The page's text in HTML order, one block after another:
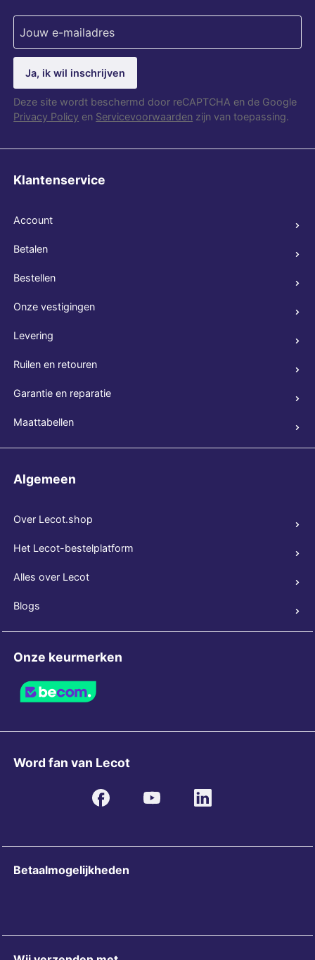
Ja, ik wil inschrijven
Deze site wordt beschermd door reCAPTCHA en de Google
Privacy Policy en Servicevoorwaarden zijn van toepassing.
Klantenservice
Account
Betalen
Bestellen
Onze vestigingen
Levering
Ruilen en retouren
Garantie en reparatie
Maattabellen
Algemeen
Over Lecot.shop
Het Lecot-bestelplatform
Alles over Lecot
Blogs
Onze keurmerken
Word fan van Lecot
Betaalmogelijkheden